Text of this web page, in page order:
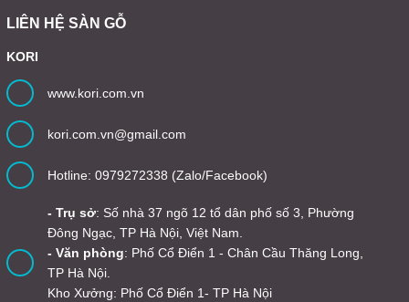
LIÊN HỆ SÀN GỖ
KORI
www.kori.com.vn
kori.com.vn@gmail.com
Hotline: 0979272338 (Zalo/Facebook)
- Trụ sở: Số nhà 37 ngõ 12 tổ dân phố số 3, Phường
Đông Ngạc, TP Hà Nội, Việt Nam.
- Văn phòng: Phố Cổ Điển 1 - Chân Cầu Thăng Long,
TP Hà Nội.
Kho Xưởng: Phố Cổ Điển 1- TP Hà Nội